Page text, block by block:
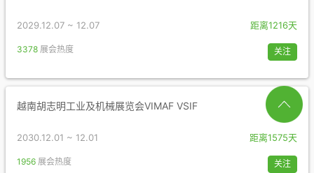
2029.12.07 ~ 12.07 距离1216天
3378 展会热度 关注
越南胡志明工业及机械展览会VIMAF VSIF
2030.12.01 ~ 12.01 距离1575天
1956 展会热度 关注